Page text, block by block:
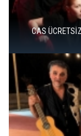
BERGAMA